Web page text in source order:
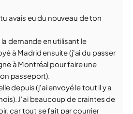
avais eu du nouveau de ton
demande en utilisant le
à Madrid ensuite (j'ai du passer
à Montréal pour faire une
passeport).
depuis (j'ai envoyé le tout il y a
J'ai beaucoup de craintes de
car tout se fait par courrier